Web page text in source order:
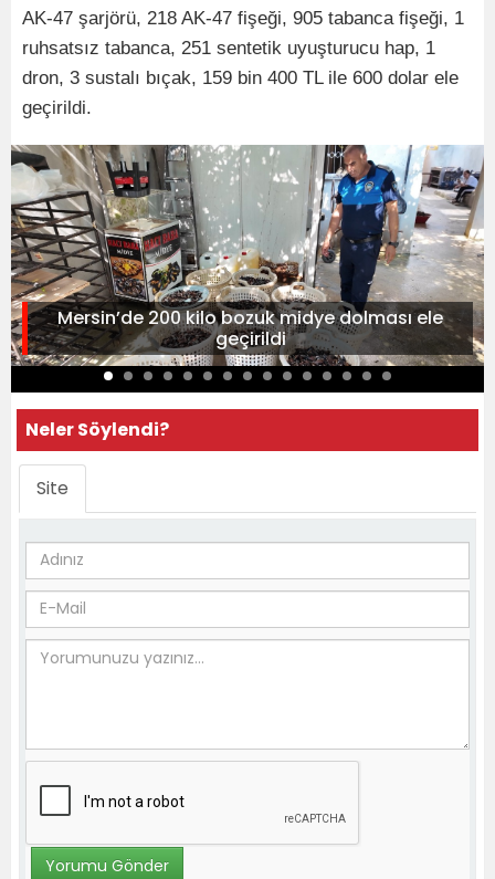
AK-47 şarjörü, 218 AK-47 fişeği, 905 tabanca fişeği, 1
ruhsatsız tabanca, 251 sentetik uyuşturucu hap, 1
dron, 3 sustalı bıçak, 159 bin 400 TL ile 600 dolar ele
geçirildi.
Mersin’de 200 kilo bozuk midye dolması ele
geçirildi
Neler Söylendi?
Site